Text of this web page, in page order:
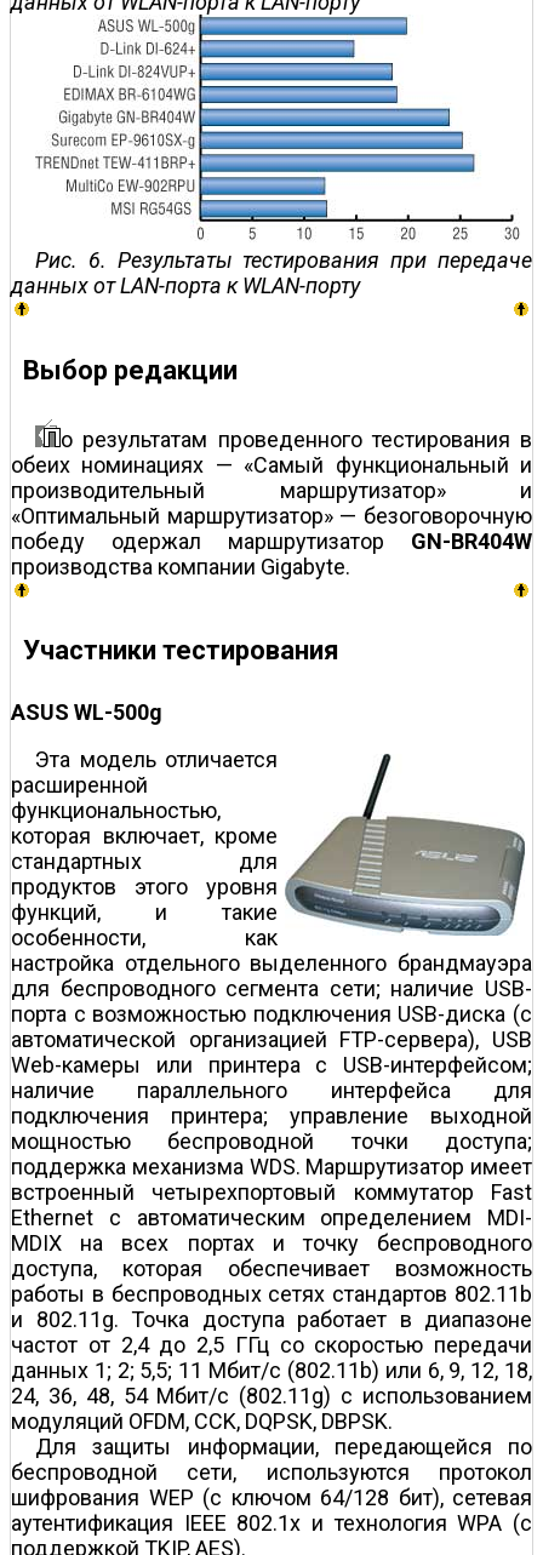
Рис. 6. Результаты тестирования при передаче
данных от LAN-порта к WLAN-порту
Выбор редакции
о результатам проведенного тестирования в
обеих номинациях — «Самый функциональный и
производительный маршрутизатор» и
«Оптимальный маршрутизатор» — безоговорочную
победу одержал маршрутизатор GN-BR404W
производства компании Gigabyte.
Участники тестирования
ASUS WL-500g
Эта модель отличается
расширенной
функциональностью,
которая включает, кроме
стандартных для
продуктов этого уровня
функций, и такие
особенности, как
настройка отдельного выделенного брандмауэра
для беспроводного сегмента сети; наличие USB-
порта с возможностью подключения USB-диска (с
автоматической организацией FTP-сервера), USB
Web-камеры или принтера с USB-интерфейсом;
наличие параллельного интерфейса для
подключения принтера; управление выходной
мощностью беспроводной точки доступа;
поддержка механизма WDS. Маршрутизатор имеет
встроенный четырехпортовый коммутатор Fast
Ethernet с автоматическим определением MDI-
MDIX на всех портах и точку беспроводного
доступа, которая обеспечивает возможность
работы в беспроводных сетях стандартов 802.11b
и 802.11g. Точка доступа работает в диапазоне
частот от 2,4 до 2,5 ГГц со скоростью передачи
данных 1; 2; 5,5; 11 Мбит/c (802.11b) или 6, 9, 12, 18,
24, 36, 48, 54 Мбит/c (802.11g) с использованием
модуляций OFDM, CCK, DQPSK, DBPSK.
Для защиты информации, передающейся по
беспроводной сети, используются протокол
шифрования WEP (с ключом 64/128 бит), сетевая
аутентификация IEEE 802.1x и технология WPA (с
поддержкой TKIP, AES).